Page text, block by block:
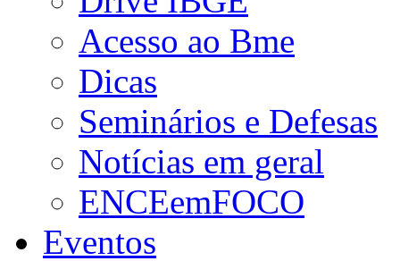
Acesso ao Bme
Dicas
Seminários e Defesas
Notícias em geral
ENCEemFOCO
Eventos